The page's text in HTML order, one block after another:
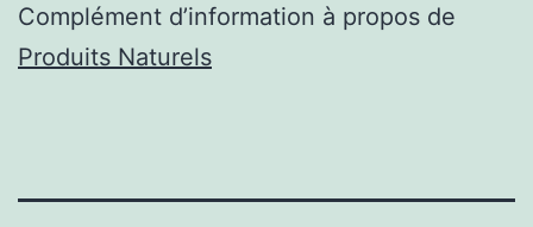
Complément d’information à propos de
Produits Naturels